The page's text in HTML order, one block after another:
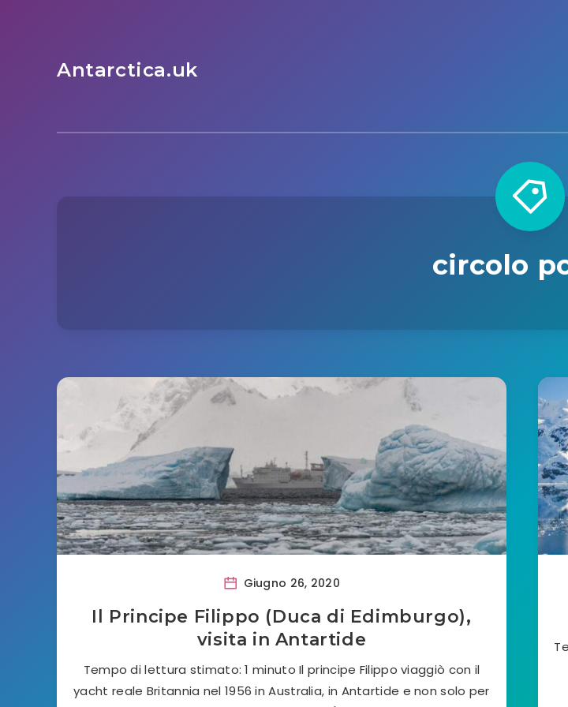
Antarctica.uk
circolo
Giugno 26, 2020
Il Principe Filippo (Duca di Edimburgo),
visita in Antartide
Tempo di lettura stimato: 1 minuto Il principe Filippo viaggiò con il
yacht reale Britannia nel 1956 in Australia, in Antartide e non solo per